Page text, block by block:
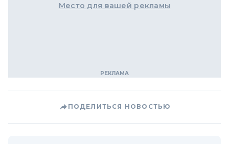
Место для вашей рекламы
ПОДЕЛИТЬСЯ НОВОСТЬЮ